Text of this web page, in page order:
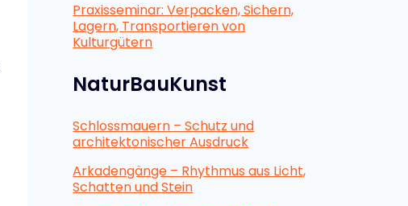
Praxisseminar: Verpacken, Sichern,
Lagern, Transportieren von
Kulturgütern
NaturBauKunst
Schlossmauern – Schutz und
architektonischer Ausdruck
Arkadengänge – Rhythmus aus Licht,
Schatten und Stein